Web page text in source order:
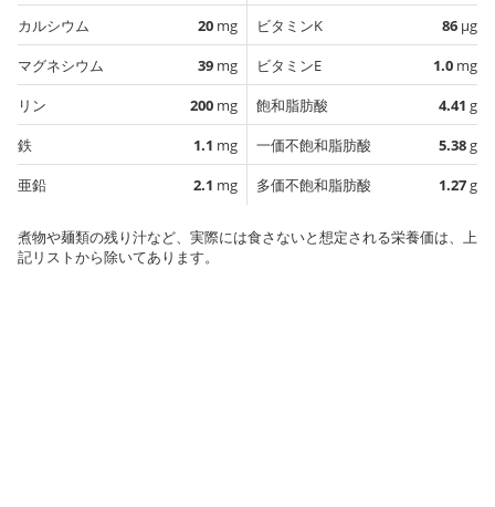
カルシウム 20 mg
マグネシウム
39 mg
リン
200 mg
鉄
1.1 mg
亜鉛
2.1 mg
ビタミンK 86 µg
ビタミンE
1.0 mg
飽和脂肪酸
4.41 g
一価不飽和脂肪酸
5.38g
多価不飽和脂肪酸
1.27g
煮物や麺類の残り汁など、実際には食さないと想定される栄養価は、上
記リストから除いてあります。